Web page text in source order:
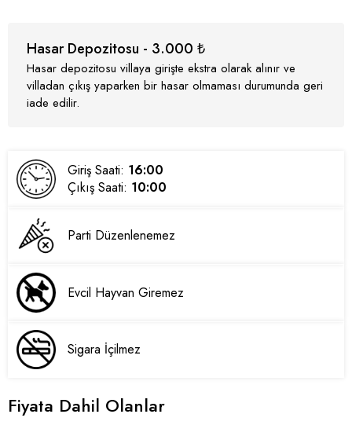
Hasar Depozitosu - 3.000 ₺
Hasar depozitosu villaya girişte ekstra olarak alınır ve
villadan çıkış yaparken bir hasar olmaması durumunda geri
iade edilir.
Giriş Saati: 16:00
Çıkış Saati: 10:00
Parti Düzenlenemez
Evcil Hayvan Giremez
Sigara İçilmez
Fiyata Dahil Olanlar